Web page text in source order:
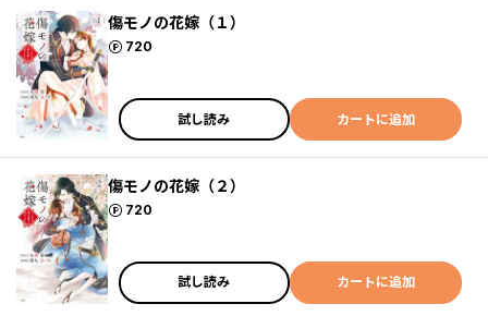
傷モノの花嫁（１）
720
ポイント
試し読み カートに追加
傷モノの花嫁（２）
720
ポイント
試し読み カートに追加